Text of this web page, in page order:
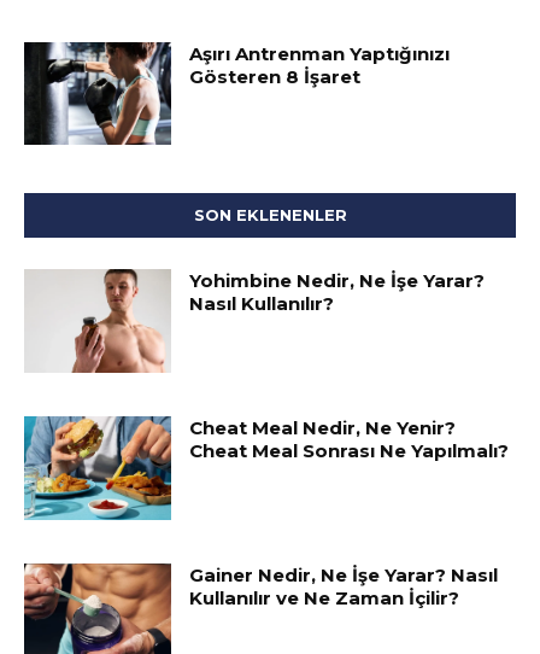
Aşırı Antrenman Yaptığınızı
Gösteren 8 İşaret
SON EKLENENLER
Yohimbine Nedir, Ne İşe Yarar?
Nasıl Kullanılır?
Cheat Meal Nedir, Ne Yenir?
Cheat Meal Sonrası Ne Yapılmalı?
Gainer Nedir, Ne İşe Yarar? Nasıl
Kullanılır ve Ne Zaman İçilir?